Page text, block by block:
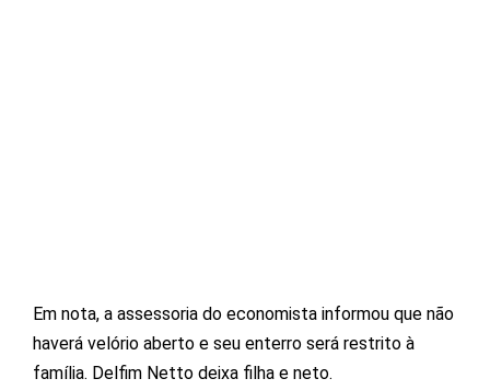
Em nota, a assessoria do economista informou que não
haverá velório aberto e seu enterro será restrito à
família. Delfim Netto deixa filha e neto.